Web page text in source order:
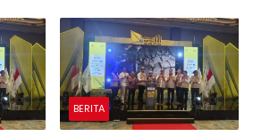
Perlindungan Anak
BERITA